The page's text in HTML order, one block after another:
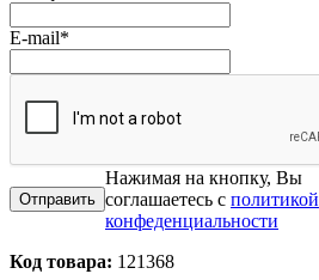
E-mail*
Нажимая на кнопку, Вы
соглашаетесь с политикой
конфеденциальности
Код товара: 121368